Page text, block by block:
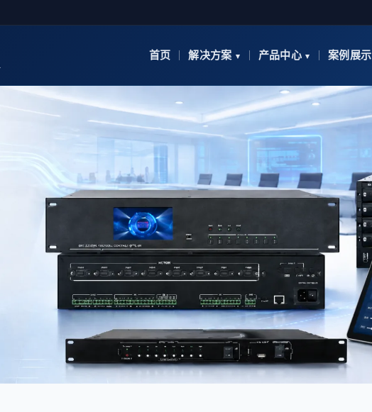
首页 解决方案 产品中心 案例展示